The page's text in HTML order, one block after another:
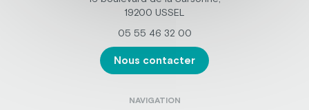
19200 USSEL
05 55 46 32 00
Nous contacter
NAVIGATION